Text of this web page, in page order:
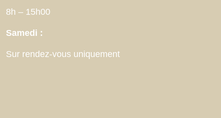
8h – 15h00
Samedi :
Sur rendez-vous uniquement